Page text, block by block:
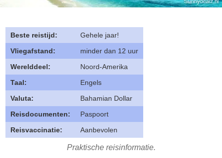
Beste reistijd:
Gehele jaar!
Vliegafstand:
minder dan 12 uur
Werelddeel:
Noord-Amerika
Taal:
Engels
Valuta:
Bahamian Dollar
Reisdocumenten:
Paspoort
Reisvaccinatie:
Aanbevolen
Praktische reisinformatie.